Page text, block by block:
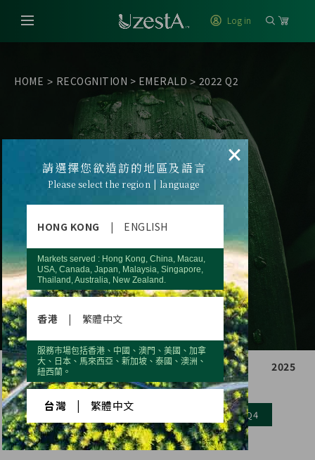
Log in
HOME > RECOGNITION > EMERALD > 2022 Q2
2021 2022 2023 2024 2025
Q1 Q2 Q4
×
請選擇您欲造訪的地區及語言
Please select the region | language
HONG KONG | ENGLISH
Markets served : Hong Kong, China, Macau,
USA, Canada, Japan, Malaysia, Singapore,
Thailand, Australia, New Zealand.
香港 | 繁體中文
服務市場包括香港、中國、澳門、美國、加拿
大、日本、馬來西亞、新加坡、泰國、澳洲、
紐西蘭。
台灣 | 繁體中文